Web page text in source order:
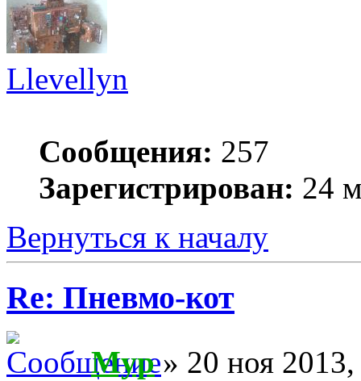
Llevellyn
Сообщения: 257
Зарегистрирован: 24
Вернуться к началу
Re: Пневмо-кот
Myp» 20 ноя